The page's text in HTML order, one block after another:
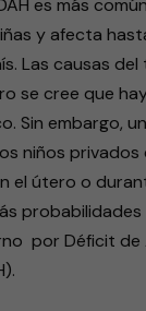
es más
y afecta
Las causas
se cree que
Sin embargo,
niños privados
el útero o
probabilidades
por Déficit de